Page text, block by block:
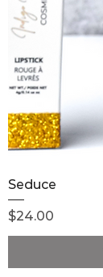
Seduce
मूल्य
$24.00